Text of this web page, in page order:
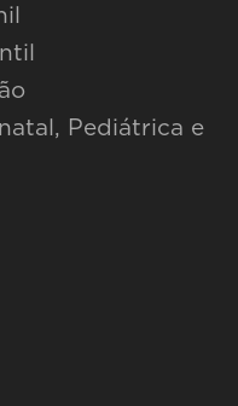
Pediátrica e